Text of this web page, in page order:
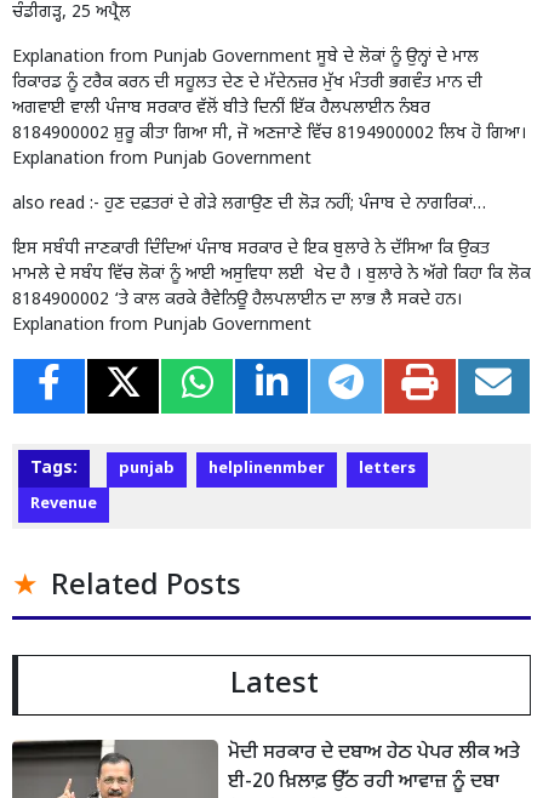
ਚੰਡੀਗੜ੍ਹ, 25 ਅਪ੍ਰੈਲ
Explanation from Punjab Government ਸੂਬੇ ਦੇ ਲੋਕਾਂ ਨੂੰ ਉਨ੍ਹਾਂ ਦੇ ਮਾਲ
ਰਿਕਾਰਡ ਨੂੰ ਟਰੈਕ ਕਰਨ ਦੀ ਸਹੂਲਤ ਦੇਣ ਦੇ ਮੱਦੇਨਜ਼ਰ ਮੁੱਖ ਮੰਤਰੀ ਭਗਵੰਤ ਮਾਨ ਦੀ
ਅਗਵਾਈ ਵਾਲੀ ਪੰਜਾਬ ਸਰਕਾਰ ਵੱਲੋਂ ਬੀਤੇ ਦਿਨੀਂ ਇੱਕ ਹੈਲਪਲਾਈਨ ਨੰਬਰ
8184900002 ਸ਼ੁਰੂ ਕੀਤਾ ਗਿਆ ਸੀ, ਜੋ ਅਣਜਾਣੇ ਵਿੱਚ 8194900002 ਲਿਖ ਹੋ ਗਿਆ।
Explanation from Punjab Government
also read :- ਹੁਣ ਦਫ਼ਤਰਾਂ ਦੇ ਗੇੜੇ ਲਗਾਉਣ ਦੀ ਲੋੜ ਨਹੀਂ; ਪੰਜਾਬ ਦੇ ਨਾਗਰਿਕਾਂ…
ਇਸ ਸਬੰਧੀ ਜਾਣਕਾਰੀ ਦਿੰਦਿਆਂ ਪੰਜਾਬ ਸਰਕਾਰ ਦੇ ਇਕ ਬੁਲਾਰੇ ਨੇ ਦੱਸਿਆ ਕਿ ਉਕਤ
ਮਾਮਲੇ ਦੇ ਸਬੰਧ ਵਿੱਚ ਲੋਕਾਂ ਨੂੰ ਆਈ ਅਸੁਵਿਧਾ ਲਈ ਖੇਦ ਹੈ । ਬੁਲਾਰੇ ਨੇ ਅੱਗੇ ਕਿਹਾ ਕਿ ਲੋਕ
8184900002 ‘ਤੇ ਕਾਲ ਕਰਕੇ ਰੈਵੇਨਿਊ ਹੈਲਪਲਾਈਨ ਦਾ ਲਾਭ ਲੈ ਸਕਦੇ ਹਨ।
Explanation from Punjab Government
Tags: punjab helplinenmber
letters
Revenue
Related Posts
Latest
ਮੋਦੀ ਸਰਕਾਰ ਦੇ ਦਬਾਅ ਹੇਠ ਪੇਪਰ ਲੀਕ ਅਤੇ
ਈ-20 ਖ਼ਿਲਾਫ਼ ਉੱਠ ਰਹੀ ਆਵਾਜ਼ ਨੂੰ ਦਬਾ